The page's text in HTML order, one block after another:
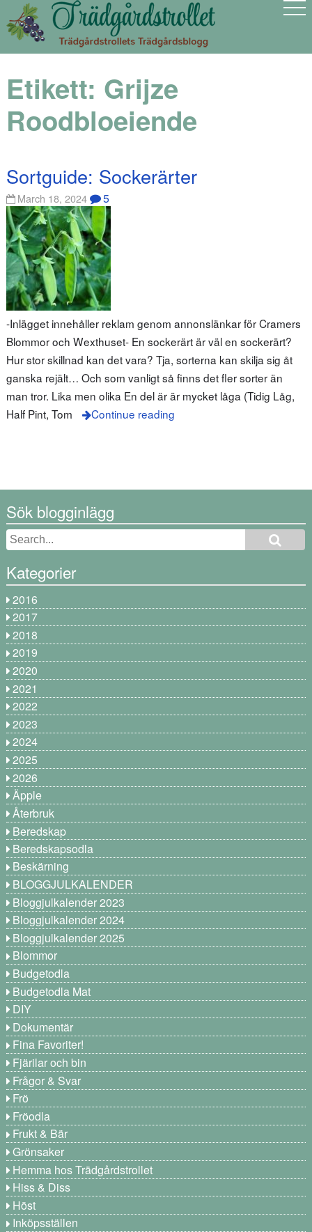
Etikett: Grijze
Roodbloeiende
Sortguide: Sockerärter
March 18, 2024 5
-Inlägget innehåller reklam genom annonslänkar för Cramers
Blommor och Wexthuset- En sockerärt är väl en sockerärt?
Hur stor skillnad kan det vara? Tja, sorterna kan skilja sig åt
ganska rejält… Och som vanligt så finns det fler sorter än
man tror. Lika men olika En del är är mycket låga (Tidig Låg,
Half Pint, Tom
Continue reading
Sök blogginlägg
Kategorier
2016
2017
2018
2019
2020
2021
2022
2023
2024
2025
2026
Äpple
Återbruk
Beredskap
Beredskapsodla
Beskärning
BLOGGJULKALENDER
Bloggjulkalender 2023
Bloggjulkalender 2024
Bloggjulkalender 2025
Blommor
Budgetodla
Budgetodla Mat
DIY
Dokumentär
Fina Favoriter!
Fjärilar och bin
Frågor & Svar
Frö
Fröodla
Frukt & Bär
Grönsaker
Hemma hos Trädgårdstrollet
Hiss & Diss
Höst
Inköpsställen